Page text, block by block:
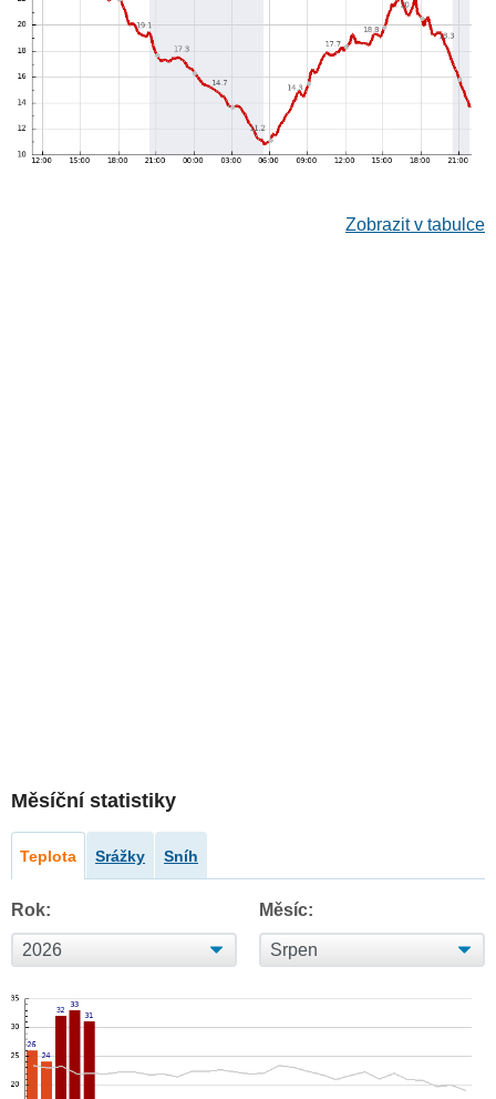
Zobrazit v tabulce
Měsíční statistiky
Teplota Srážky Sníh
Rok: Měsíc: